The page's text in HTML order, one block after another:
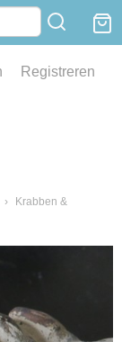
Registreren
›
Krabben &